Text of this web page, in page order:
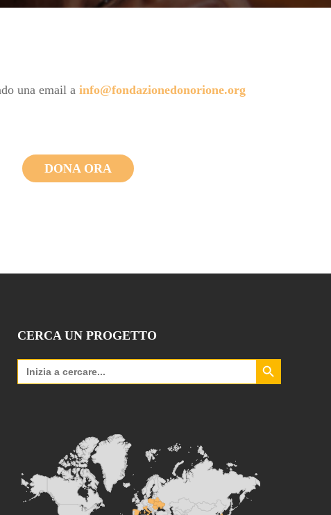
una email a info@fondazionedonorione.org
DONA ORA
CERCA UN PROGETTO
Search
for:
Search Button